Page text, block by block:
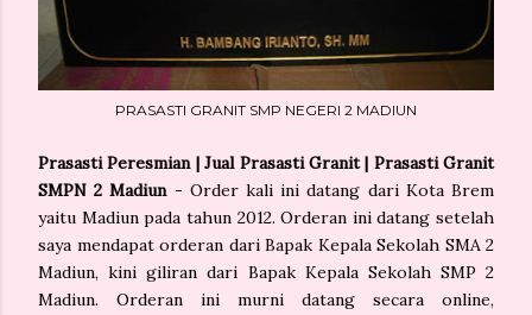
PRASASTI GRANIT SMP NEGERI 2 MADIUN
Prasasti Peresmian | Jual Prasasti Granit | Prasasti Granit
SMPN 2 Madiun- Order kali ini datang dari Kota Brem
yaitu Madiun pada tahun 2012. Orderan ini datang setelah
saya mendapat orderan dari Bapak Kepala Sekolah SMA 2
Madiun, kini giliran dari Bapak Kepala Sekolah SMP 2
Madiun. Orderan ini murni datang secara online,